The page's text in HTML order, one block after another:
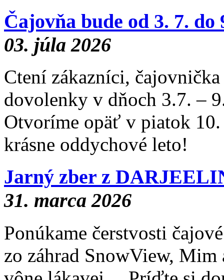
Čajovňa bude od 3. 7.
03. júla 2026
Ctení zákazníci,
dovolenky v dňoch 3.7. –
Otvoríme opäť v piatok
krásne oddychové leto!
Jarný zber z
31. marca 2026
Ponúkame čerstvosti
zo záhrad SnowView,